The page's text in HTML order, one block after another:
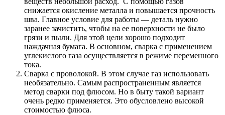
снижается окисление металла и повышается прочность
шва. Главное условие для работы — деталь нужно
заранее зачистить, чтобы на ее поверхности не было
грязи и пыли. Для этой цели хорошо подходит
наждачная бумага. В основном, сварка с применением
углекислого газа осуществляется в режиме переменного
тока.
Сварка с проволокой. В этом случае газ использовать
необязательно. Самым распространенным является
метод сварки под флюсом. Но в быту такой вариант
очень редко применяется. Это обусловлено высокой
стоимостью флюса.